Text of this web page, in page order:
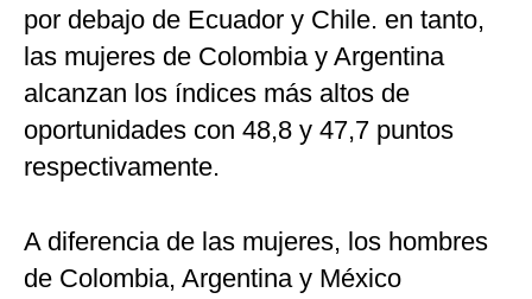
por debajo de Ecuador y Chile. en tanto,
las mujeres de Colombia y Argentina
alcanzan los índices más altos de
oportunidades con 48,8 y 47,7 puntos
respectivamente.
A diferencia de las mujeres, los hombres
de Colombia, Argentina y México